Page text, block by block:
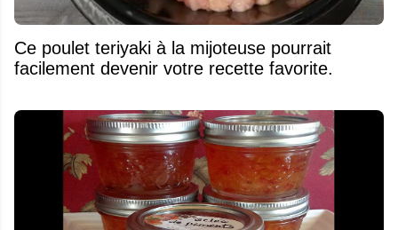
Ce poulet teriyaki à la mijoteuse pourrait
facilement devenir votre recette favorite.